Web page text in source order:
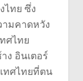
ไทย ซึ่ง
ามคาดหวัง
ศไทย
ง อินเตอร์
ทศไทยที่ตน